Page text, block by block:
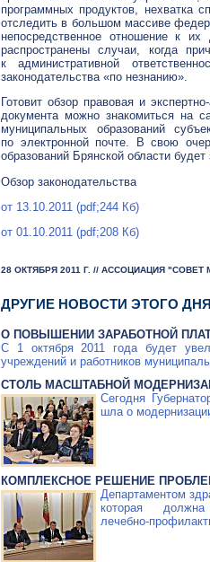
программных продуктов, нехватка
отследить в большом массиве
непосредственное отношение к
распространены случаи, когда
к административной
законодательства «по незнанию».
Готовит обзор правовая и
документа можно знакомиться на
муниципальных образований
по электронной почте. В свою
образований Брянской области
Обзор законодательства
от 13.10.2011 (pdf;244 Кб)
от 01.10.2011 (pdf;208 Кб)
28 ОКТЯБРЯ 2011 Г. // АССОЦИАЦИЯ
ДРУГИЕ НОВОСТИ ЭТОГО
О ПОВЫШЕНИИ ЗАРАБОТНОЙ
С 1 октября 2011 года будет
учреждений и работников
СТОЛЬ МАСШТАБНОЙ
Сегодня
шла о
КОМПЛЕКСНОЕ РЕШЕНИЕ
Департаментом
которая
лечебно-